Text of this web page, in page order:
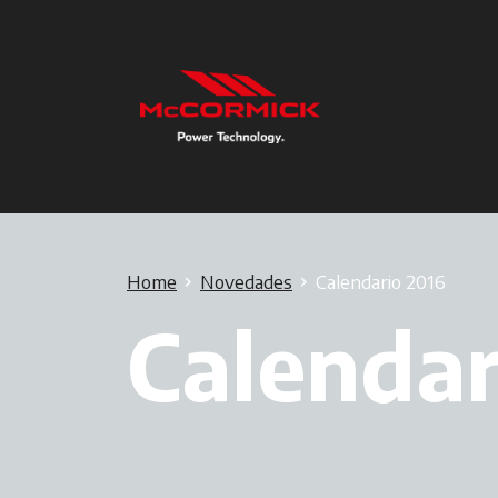
Home Novedades Calendario 2016